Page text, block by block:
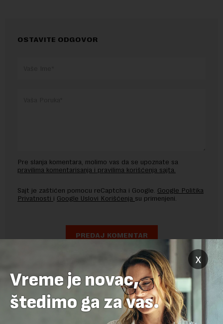
OSTAVITE ODGOVOR
Pre slanja komentara, molimo vas da se upoznate sa
pravilima komentarisanja i pravilima korišćenja sajta.
Sajt je zaštićen pomocu reCaptcha i Google. Google Politika
Privatnosti i Google Uslovi Korišćenja su primenjeni.
x
Vreme je novac,
štedimo ga za vas.